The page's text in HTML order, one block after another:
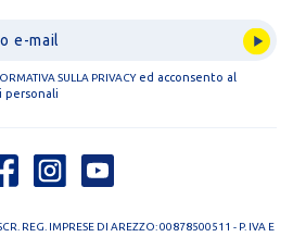
SULLA PRIVACYed acconsento al
personali
REG. IMPRESE DI AREZZO: 00878500511 - P. IVA E